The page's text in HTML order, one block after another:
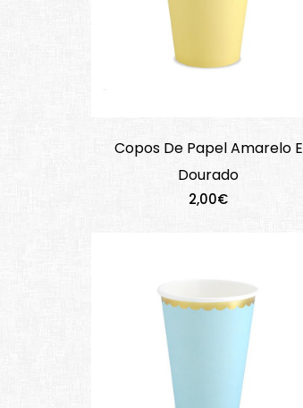
Copos De Papel Amarelo E
Dourado
2,00€